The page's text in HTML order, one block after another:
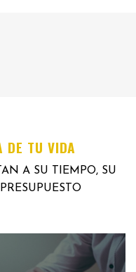
DE TU VIDA
A SU TIEMPO, SU